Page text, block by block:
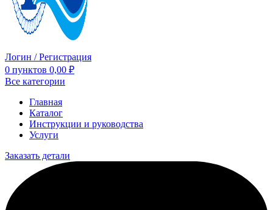
Логин / Регистрация
0 пунктов 0,00 ₽
Все категории
Главная
Каталог
Инструкции и руководства
Услуги
Заказать детали